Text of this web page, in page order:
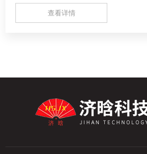
不锈钢内胆，耐低温，运行稳定可靠； 适
食品、果蔬等附加值较高或有特殊要求的产
查看详情